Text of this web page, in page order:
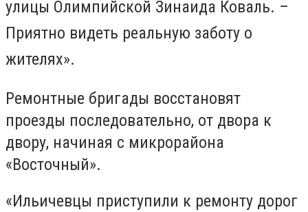
улицы Олимпийской Зинаида Коваль. –
Приятно видеть реальную заботу о
жителях».
Ремонтные бригады восстановят
проезды последовательно, от двора к
двору, начиная с микрорайона
«Восточный».
«Ильичевцы приступили к ремонту дорог